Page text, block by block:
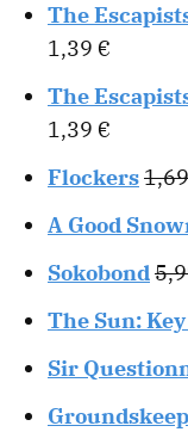
The
1,39 €
The
1,39 €
Flockers
A Good
Sokobond
The Sun:
Sir